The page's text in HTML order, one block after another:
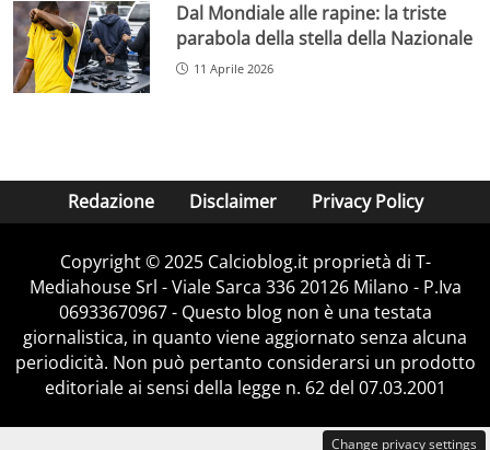
Dal Mondiale alle rapine: la triste
parabola della stella della Nazionale
11 Aprile 2026
Redazione Disclaimer Privacy Policy
Copyright © 2025 Calcioblog.it proprietà di T-
Mediahouse Srl - Viale Sarca 336 20126 Milano - P.Iva
06933670967 - Questo blog non è una testata
giornalistica, in quanto viene aggiornato senza alcuna
periodicità. Non può pertanto considerarsi un prodotto
editoriale ai sensi della legge n. 62 del 07.03.2001
Change privacy settings